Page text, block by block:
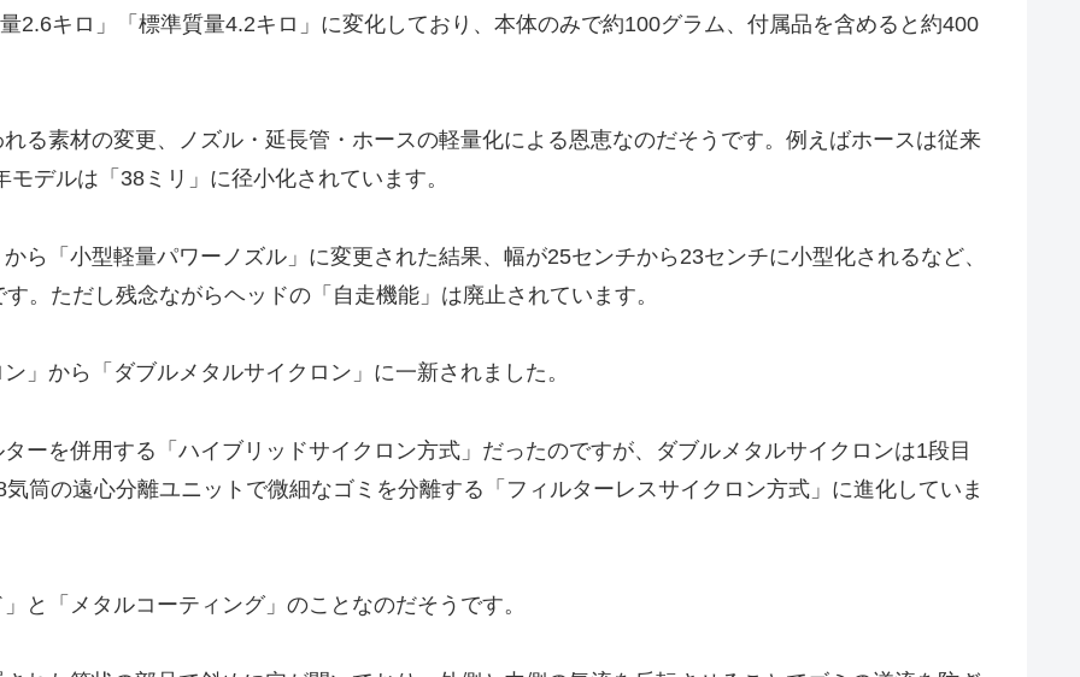
2.6キロ」「標準質量4.2キロ」に変化しており、本体のみで約100グラム、付属品を含めると約400
る素材の変更、ノズル・延長管・ホースの軽量化による恩恵なのだそうです。例えばホースは従来
デルは「38ミリ」に径小化されています。
ら「小型軽量パワーノズル」に変更された結果、幅が25センチから23センチに小型化されるなど、
。ただし残念ながらヘッドの「自走機能」は廃止されています。
」から「ダブルメタルサイクロン」に一新されました。
ーを併用する「ハイブリッドサイクロン方式」だったのですが、ダブルメタルサイクロンは1段目
筒の遠心分離ユニットで微細なゴミを分離する「フィルターレスサイクロン方式」に進化していま
と「メタルコーティング」のことなのだそうです。